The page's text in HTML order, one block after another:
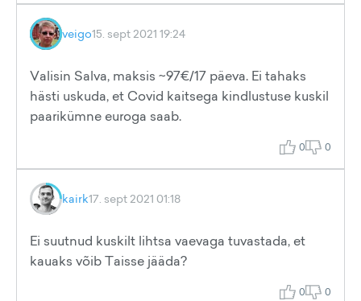
veigo15. sept 2021 19:24
Valisin Salva, maksis ~97€/17 päeva. Ei tahaks
hästi uskuda, et Covid kaitsega kindlustuse kuskil
paarikümne euroga saab.
0 0
kairk17. sept 2021 01:18
Ei suutnud kuskilt lihtsa vaevaga tuvastada, et
kauaks võib Taisse jääda?
0 0